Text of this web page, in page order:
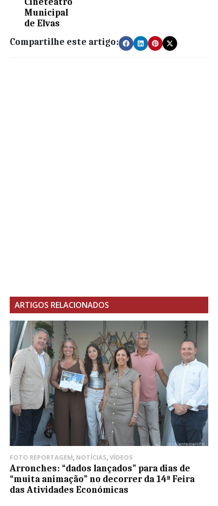
Municipal
de Elvas
Compartilhe este artigo:
ARTIGOS RELACIONADOS
FOTO REPORTAGEM, NOTÍCIAS,VÍDEOS
Arronches: “dados lançados” para dias de
“muita animação” no decorrer da 14ª Feira
das Atividades Económicas